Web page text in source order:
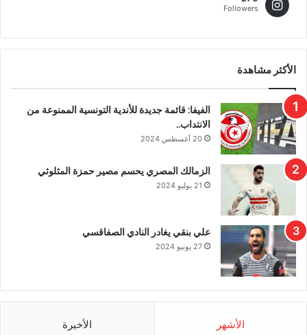
Followers
الأكثر مشاهدة
الفيفا: قائمة جديدة للأندية التونسية الممنوعة من
الانتداب..
20 أغسطس 2024
الزمالك المصري يحسم مصير حمزة المثلوثي
21 يوليو 2024
علي بنقي يغادر النادي الصفاقسي
27 يونيو 2024
الأشهر الأخيرة